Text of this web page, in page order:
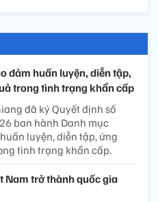
đảm huấn luyện, diễn tập,
trong tình trạng khẩn cấp
đã ký Quyết định số
ban hành Danh mục
luyện, diễn tập, ứng
tình trạng khẩn cấp.
Nam trở thành quốc gia